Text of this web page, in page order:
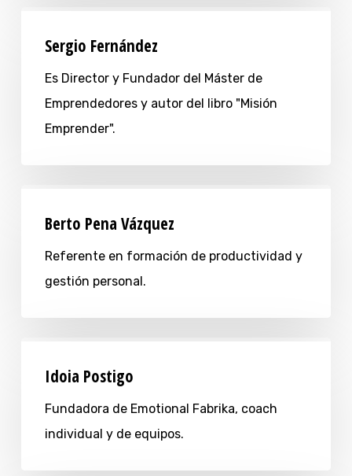
Sergio Fernández
Es Director y Fundador del Máster de
Emprendedores y autor del libro "Misión
Emprender".
Berto Pena Vázquez
Referente en formación de productividad y
gestión personal.
Idoia Postigo
Fundadora de Emotional Fabrika, coach
individual y de equipos.